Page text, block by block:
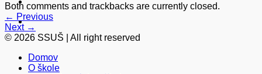
Both comments and trackbacks are currently closed.
← Previous
Next →
© 2026 SSUŠ | All right reserved
Domov
O škole